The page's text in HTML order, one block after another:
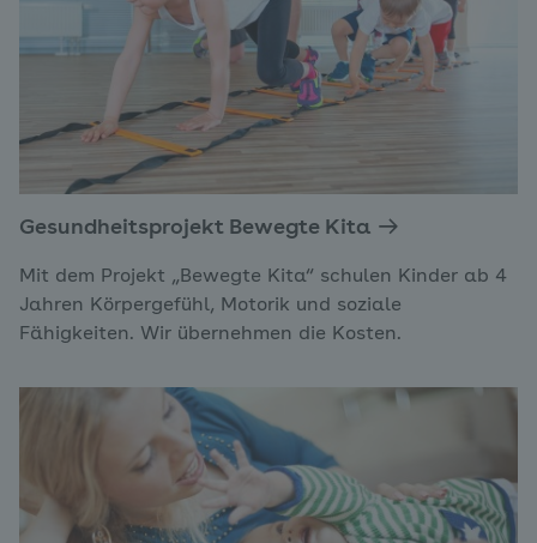
Gesundheitsprojekt Bewegte Kita
Mit dem Projekt „Bewegte Kita“ schulen Kinder ab 4
Jahren Körpergefühl, Motorik und soziale
Fähigkeiten. Wir übernehmen die Kosten.